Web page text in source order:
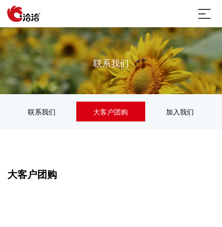
联系我们
联系我们 大客户团购 加入我们
大客户团购